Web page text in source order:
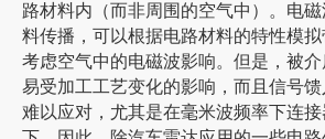
路材料内（而非周围的空气中）。电
料传播，可以根据电路材料的特性模
考虑空气中的电磁波影响。但是，被
易受加工工艺变化的影响，而且信号
难以应对，尤其是在毫米波频率下连